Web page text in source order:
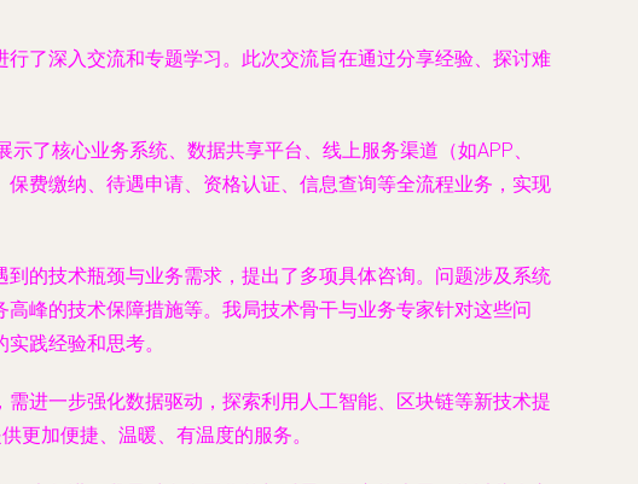
了深入交流和专题学习。此次交流旨在通过分享经验、探讨难
了核心业务系统、数据共享平台、线上服务渠道（如APP、
费缴纳、待遇申请、资格认证、信息查询等全流程业务，实现
的技术瓶颈与业务需求，提出了多项具体咨询。问题涉及系统
峰的技术保障措施等。我局技术骨干与业务专家针对这些问
践经验和思考。
进一步强化数据驱动，探索利用人工智能、区块链等新技术提
更加便捷、温暖、有温度的服务。